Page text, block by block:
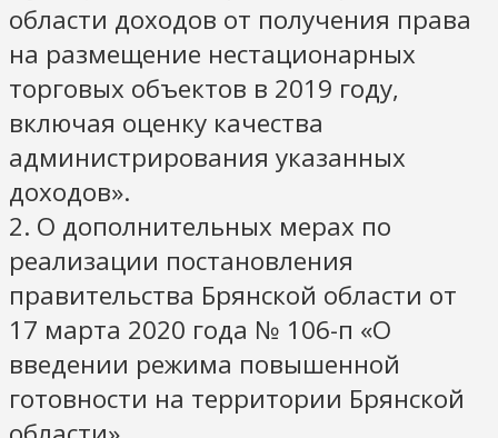
области доходов от получения права
на размещение нестационарных
торговых объектов в 2019 году,
включая оценку качества
администрирования указанных
доходов».
2. О дополнительных мерах по
реализации постановления
правительства Брянской области от
17 марта 2020 года № 106-п «О
введении режима повышенной
готовности на территории Брянской